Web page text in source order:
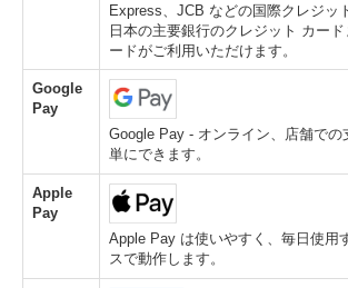
Express、JCB などの国際クレジッ
日本の主要銀行のクレジット カー
ードがご利用いただけます。
Google
Pay
Google Pay - オンライン、店舗での
単にできます。
Apple
Pay
Apple Pay は使いやすく、毎日使用
スで動作します。